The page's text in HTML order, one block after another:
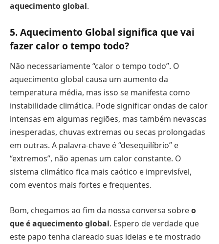
aquecimento global.
5. Aquecimento Global significa que vai
fazer calor o tempo todo?
Não necessariamente “calor o tempo todo”. O
aquecimento global causa um aumento da
temperatura média, mas isso se manifesta como
instabilidade climática. Pode significar ondas de calor
intensas em algumas regiões, mas também nevascas
inesperadas, chuvas extremas ou secas prolongadas
em outras. A palavra-chave é “desequilíbrio” e
“extremos”, não apenas um calor constante. O
sistema climático fica mais caótico e imprevisível,
com eventos mais fortes e frequentes.
Bom, chegamos ao fim da nossa conversa sobreo
que é aquecimento global. Espero de verdade que
este papo tenha clareado suas ideias e te mostrado